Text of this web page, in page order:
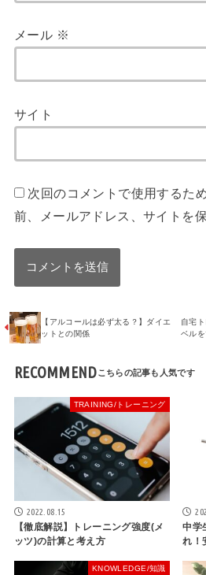
メール ※
サイト
次回のコメントで使用するた
前、メールアドレス、サイトを保
【アルコールは必ず太る？】ダイエ
ットとの関係
自宅
ベル
RECOMMEND
TRAINING/トレーニング
2022.08.15
【徹底解説】トレーニング強度(メ
ッツ)の計算と考え方
中学
れ！
KNOWLEDGE/知識